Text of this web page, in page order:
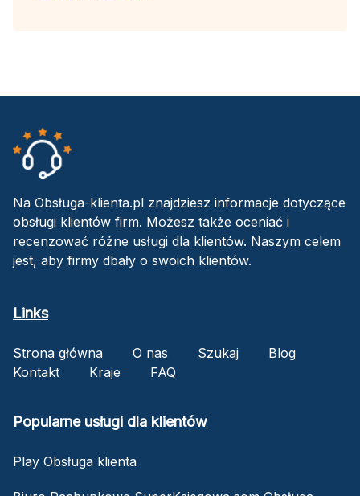
Na Obsługa-klienta.pl znajdziesz informacje dotyczące
obsługi klientów firm. Możesz także oceniać i
recenzować różne usługi dla klientów. Naszym celem
jest, aby firmy dbały o swoich klientów.
Links
Strona główna O nas Szukaj
Blog
Kontakt
Kraje FAQ
Popularne usługi dla klientów
Play Obsługa klienta